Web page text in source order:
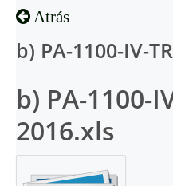
Atrás
b) PA-1100-IV-
b) PA-1100-
2016.xls